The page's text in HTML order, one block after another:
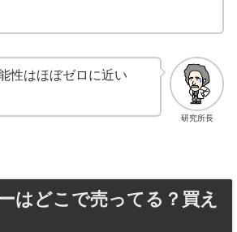
研究所長
性はほぼゼロに近い
はどこで売ってる？買え